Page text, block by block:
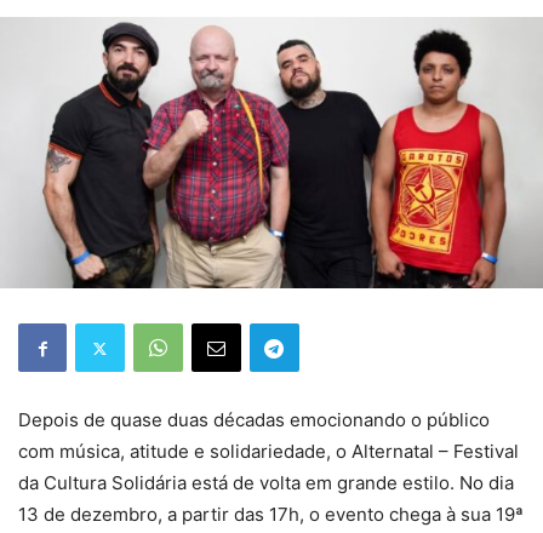
Depois de quase duas décadas emocionando o público
com música, atitude e solidariedade, o Alternatal – Festival
da Cultura Solidária está de volta em grande estilo. No dia
13 de dezembro, a partir das 17h, o evento chega à sua 19ª